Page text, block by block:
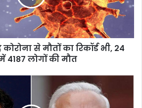
से मौतों का रिकॉर्ड भी, 24
4187 लोगों की मौत